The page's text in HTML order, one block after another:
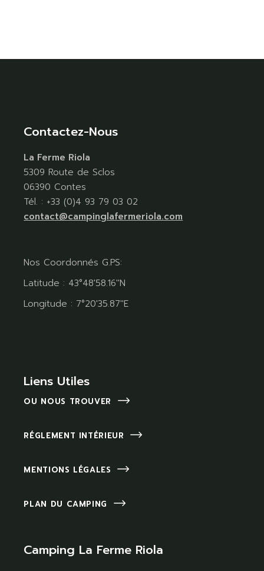
Contactez-Nous
La Ferme Riola
5309 Route de Sclos
06390 Contes
Tél. : +33 (0)4 93 79 03 02
contact@campinglafermeriola.com
Nos Coordonnés G.PS:
Latitude : 43°48'58.16''N
Longitude : 7°20'35.87''E
Liens Utiles
OU NOUS TROUVER
RÉGLEMENT INTÉRIEUR
MENTIONS LÉGALES
PLAN DU CAMPING
Camping La Ferme Riola